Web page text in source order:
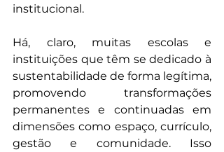
institucional.
Há, claro, muitas escolas e
instituições que têm se dedicado à
sustentabilidade de forma legítima,
promovendo transformações
permanentes e continuadas em
dimensões como espaço, currículo,
gestão e comunidade. Isso